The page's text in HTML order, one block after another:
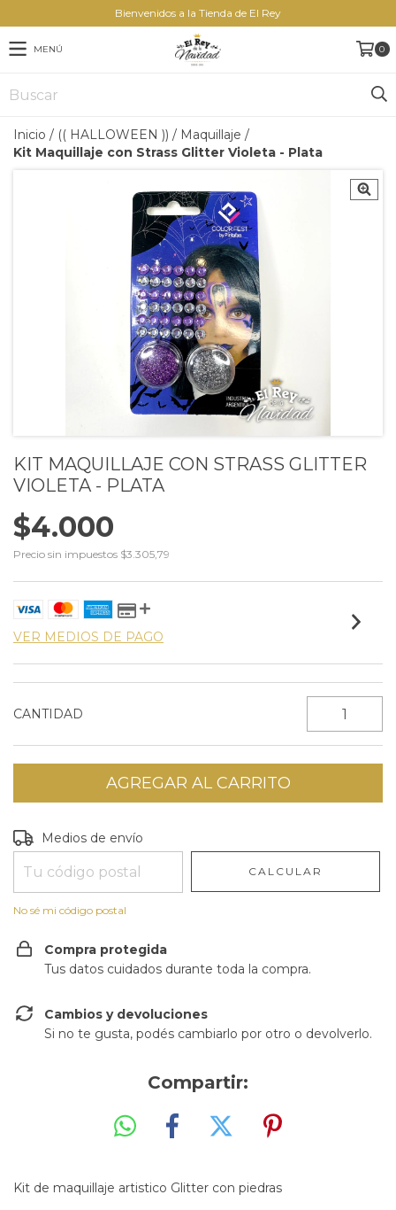
Bienvenidos a la Tienda de El Rey
MENÚ 0
Inicio / (( HALLOWEEN )) / Maquillaje /
Kit Maquillaje con Strass Glitter Violeta - Plata
KIT MAQUILLAJE CON STRASS GLITTER
VIOLETA - PLATA
$4.000
Precio sin impuestos $3.305,79
VER MEDIOS DE PAGO
CANTIDAD
Entregas para el CP:
Medios de envío
CALCULAR
No sé mi código postal
Compra protegida
Tus datos cuidados durante toda la compra.
Cambios y devoluciones
Si no te gusta, podés cambiarlo por otro o devolverlo.
Compartir:
Kit de maquillaje artistico Glitter con piedras